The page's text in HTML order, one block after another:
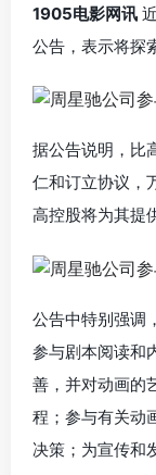
1905电影网讯
公告，表示将探
据公告说明，比
仁和订立协议，
高控股将为其提
公告中特别强调
参与剧本阅读和
善，并对动画的
程；参与有关动
决策；为宣传和